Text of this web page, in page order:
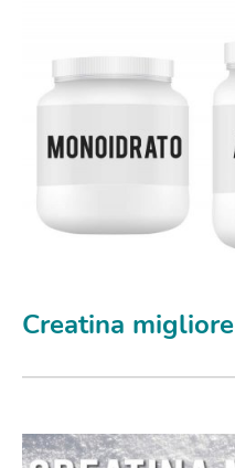
Creatina migliore